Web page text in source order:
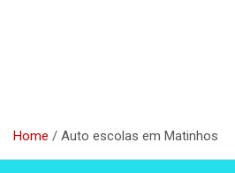
Home Auto escolas em Matinhos